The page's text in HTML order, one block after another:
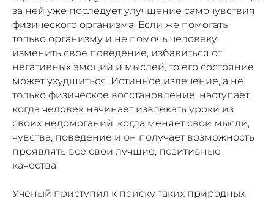
за ней уже последует улучшение самочувствия
физического организма. Если же помогать
только организму и не помочь человеку
изменить свое поведение, избавиться от
негативных эмоций и мыслей, то его состояние
может ухудшиться. Истинное излечение, а не
только физическое восстановление, наступает,
когда человек начинает извлекать уроки из
своих недомоганий, когда меняет свои мысли,
чувства, поведение и он получает возможность
проявлять все свои лучшие, позитивные
качества.
Ученый приступил к поиску таких природных